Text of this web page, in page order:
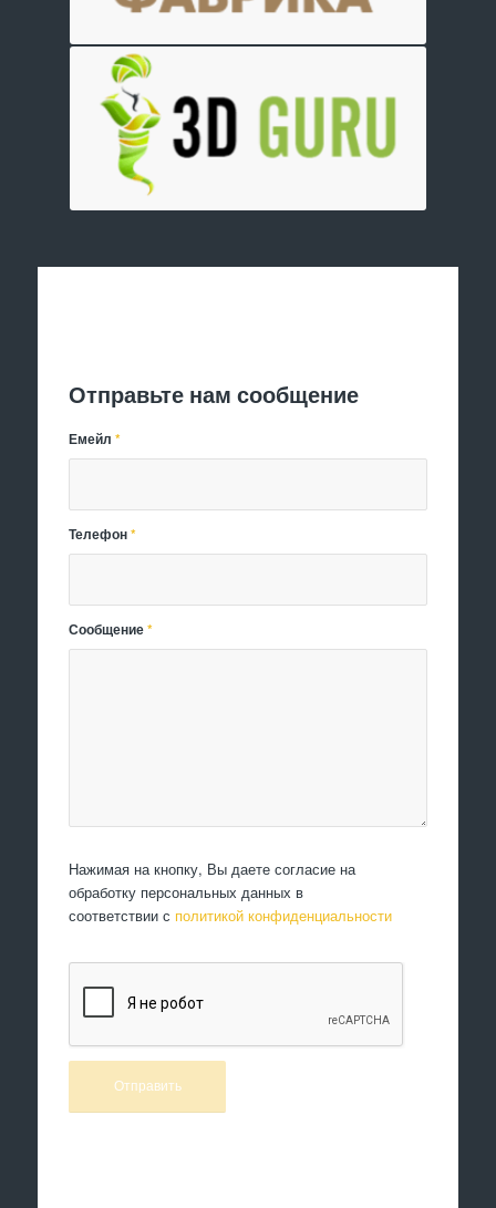
Отправьте нам сообщение
Емейл*
Телефон*
Сообщение*
Нажимая на кнопку, Вы даете согласие на
обработку персональных данных в
соответствии с политикой конфиденциальности